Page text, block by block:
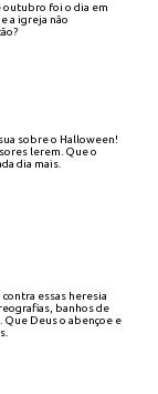
outubro foi o dia em
a igreja não
sobre o Halloween!
lerem. Que o
dia mais.
essas heresia
banhos de
Deus o abençoe e